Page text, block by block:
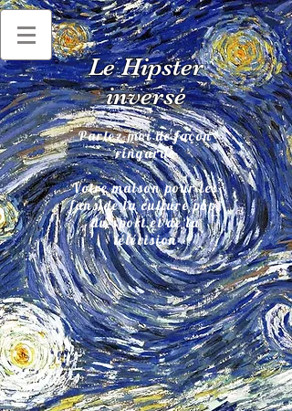
Le Hipster
inversé
Parlez-moi de façon
ringarde
Votre maison pour les
fans de la culture pop,
du sport et de la
télévision